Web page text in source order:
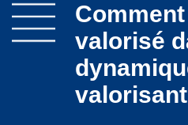
valorisé